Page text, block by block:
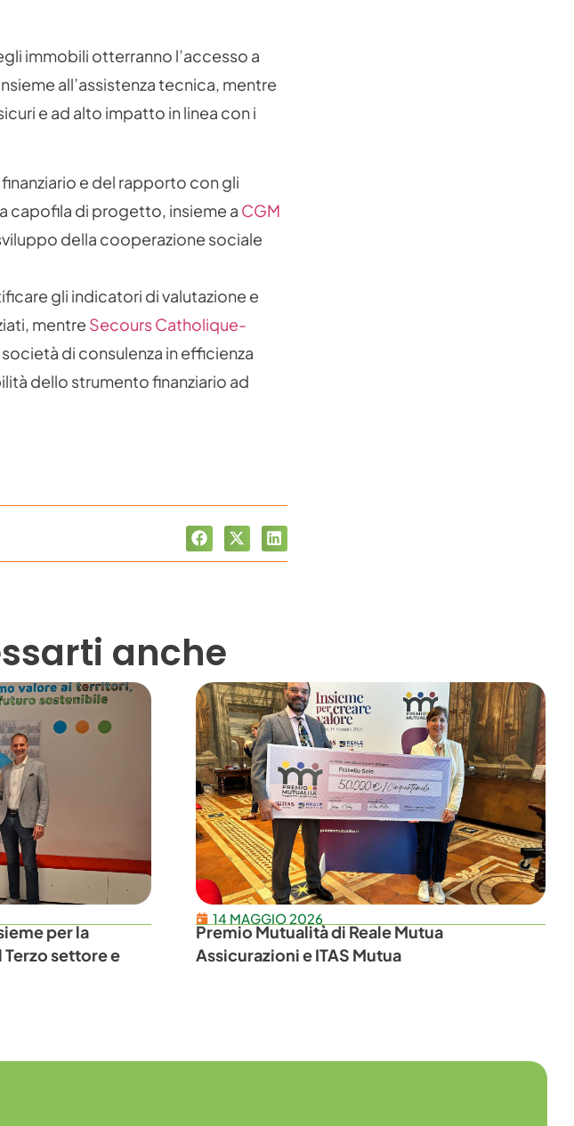
immobili otterranno l’accesso a
all’assistenza tecnica, mentre
e ad alto impatto in linea con i
e del rapporto con gli
capofila di progetto, insieme a CGM
della cooperazione sociale
gli indicatori di valutazione e
mentre Secours Catholique-
di consulenza in efficienza
dello strumento finanziario ad
anche
per la
settore e
14 MAGGIO 2026
Premio Mutualità di Reale Mutua
Assicurazioni e ITAS Mutua